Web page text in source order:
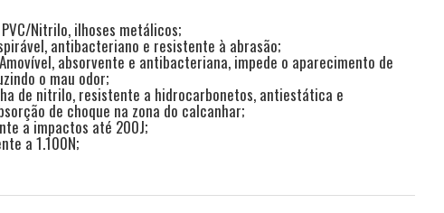
Nitrilo, ilhoses metálicos;
antibacteriano e resistente à abrasão;
Amovível, absorvente e antibacteriana, impede o aparecimento de
o mau odor;
de nitrilo, resistente a hidrocarbonetos, antiestática e
de choque na zona do calcanhar;
a impactos até 200J;
a 1.100N;